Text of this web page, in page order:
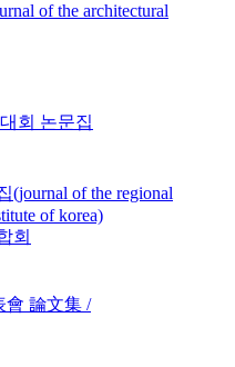
of the architectural
회 논문집
of the regional
of korea)
회
會 論文集 /